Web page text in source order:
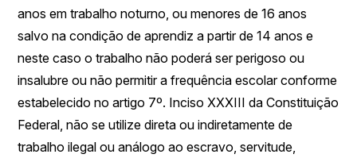
anos em trabalho noturno, ou menores de 16 anos
salvo na condição de aprendiz a partir de 14 anos e
neste caso o trabalho não poderá ser perigoso ou
insalubre ou não permitir a frequência escolar conforme
estabelecido no artigo 7º. Inciso XXXIII da Constituição
Federal, não se utilize direta ou indiretamente de
trabalho ilegal ou análogo ao escravo, servitude,